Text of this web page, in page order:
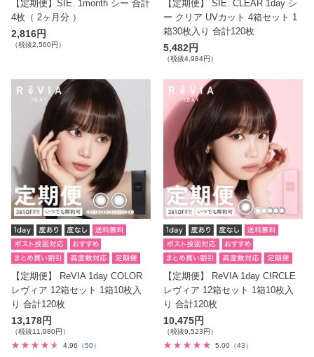
【定期便】SIE. 1month シー 合計
4枚（ 2ヶ月分 ）
2,816円
（税抜2,560円）
【定期便】 SIE. CLEAR 1day シ
ー クリア UVカット 4箱セット 1
箱30枚入り 合計120枚
5,482円
（税抜4,984円）
【定期便】 ReVIA 1day COLOR
レヴィア 12箱セット 1箱10枚入
り 合計120枚
13,178円
（税抜11,980円）
4.96 （50）
【定期便】 ReVIA 1day CIRCLE
レヴィア 12箱セット 1箱10枚入
り 合計120枚
10,475円
（税抜9,523円）
5.00 （43）